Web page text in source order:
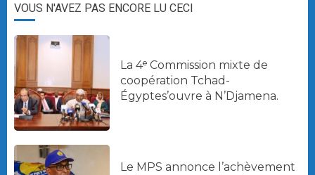
VOUS N'AVEZ PAS ENCORE LU CECI
La 4ᵉ Commission mixte de
coopération Tchad-
Égyptes’ouvre à N’Djamena.
Le MPS annonce l’achèvement